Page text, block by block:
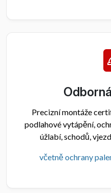
Precizní montáže
podlahové vytápění,
úžlabí, schodů,
včetně ochrany